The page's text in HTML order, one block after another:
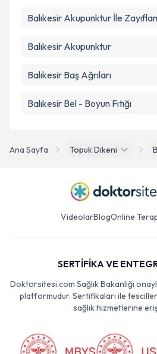
Ana Sayfa Topuk Dikeni
Balıkesir Akupunktur İle
Balıkesir Akupunktur
Balıkesir Baş Ağrıları
Balıkesir Bel - Boyun Fıtığı
VideolarBlogOnline
SERTİFİKA VE
Doktorsitesi.com Sağlık Bakanlığı
platformudur. Sertifikaları ile
sağlık hizmetlerine